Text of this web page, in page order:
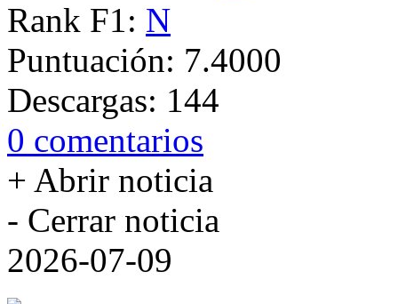
Rank F1: N
Puntuación: 7.4000
Descargas: 144
0 comentarios
+ Abrir noticia
- Cerrar noticia
2026-07-09